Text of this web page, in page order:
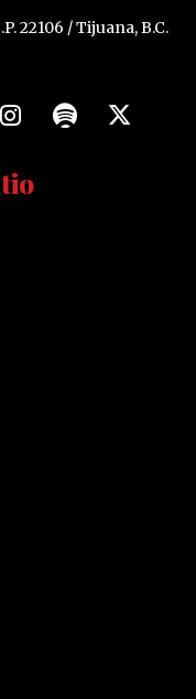
22106 / Tijuana, B.C.